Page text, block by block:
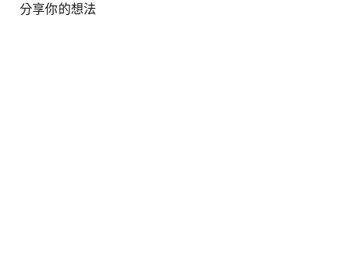
分享你的想法